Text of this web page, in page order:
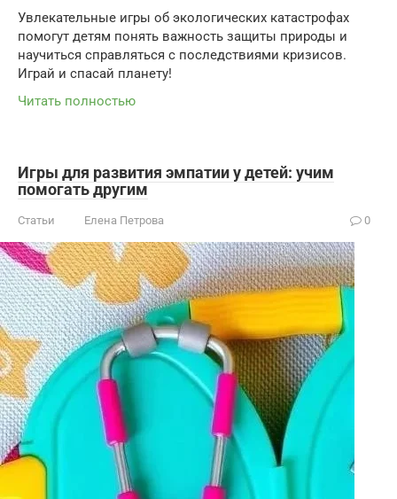
Увлекательные игры об экологических катастрофах
помогут детям понять важность защиты природы и
научиться справляться с последствиями кризисов.
Играй и спасай планету!
Читать полностью
Игры для развития эмпатии у детей: учим
помогать другим
Статьи Елена Петрова 0